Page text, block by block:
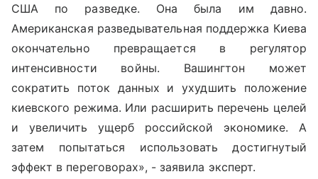
США по разведке. Она была им давно.
Американская разведывательная поддержка Киева
окончательно превращается в регулятор
интенсивности войны. Вашингтон может
сократить поток данных и ухудшить положение
киевского режима. Или расширить перечень целей
и увеличить ущерб российской экономике. А
затем попытаться использовать достигнутый
эффект в переговорах», - заявила эксперт.